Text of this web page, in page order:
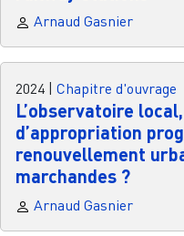
Arnaud Gasnier
2024 Chapitre d'ouvrage
L’observatoire
d’appropriation
renouvellement
marchandes ?
Arnaud Gasnier